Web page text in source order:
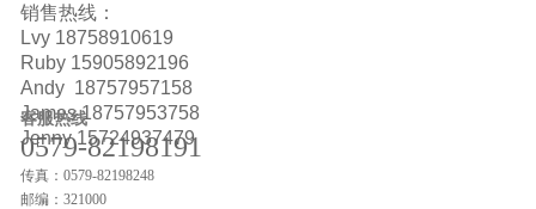
销售热线：
Lvy 18758910619
Ruby 15905892196
Andy 18757957158
James 18757953758
Jenny 15724937479
客服热线
0579-82198191
传真：0579-82198248
邮编：321000